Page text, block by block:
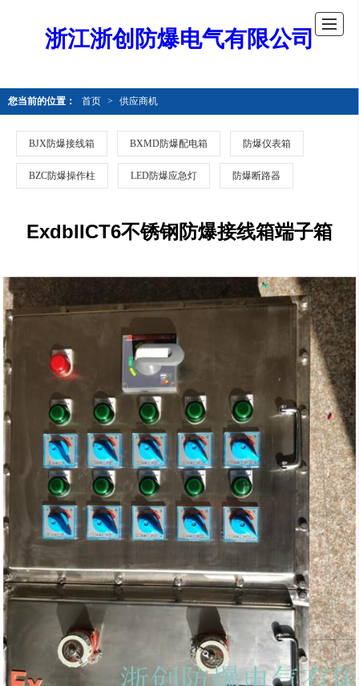
浙江浙创防爆电气有限公司
您当前的位置： 首页 > 供应商机
BJX防爆接线箱 BXMD防爆配电箱 防爆仪表箱
BZC防爆操作柱 LED防爆应急灯 防爆断路器
ExdbIICT6不锈钢防爆接线箱端子箱